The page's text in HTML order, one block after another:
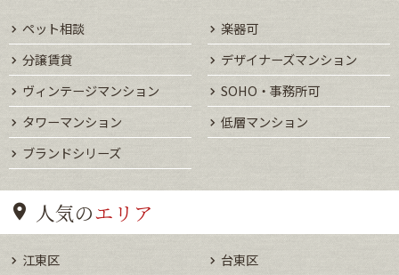
ペット相談
楽器可
分譲賃貸
デザイナーズマンション
ヴィンテージマンション
SOHO・事務所可
タワーマンション
低層マンション
ブランドシリーズ
人気のエリア
江東区
台東区